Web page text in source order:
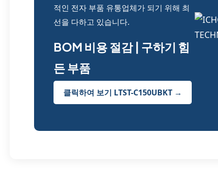
적인 전자 부품 유통업체가 되기 위해 최
선을 다하고 있습니다.
BOM 비용 절감 | 구하기 힘
든 부품
클릭하여 보기 LTST-C150UBKT →